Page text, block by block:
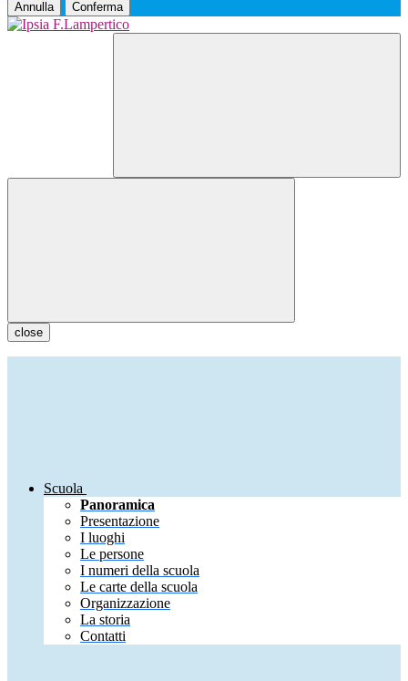
Annulla Conferma
close
Scuola
Panoramica
Presentazione
I luoghi
Le persone
I numeri della scuola
Le carte della scuola
Organizzazione
La storia
Contatti